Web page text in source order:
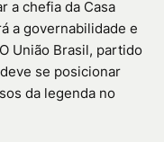
a chefia da Casa
a governabilidade e
União Brasil, partido
se posicionar
da legenda no